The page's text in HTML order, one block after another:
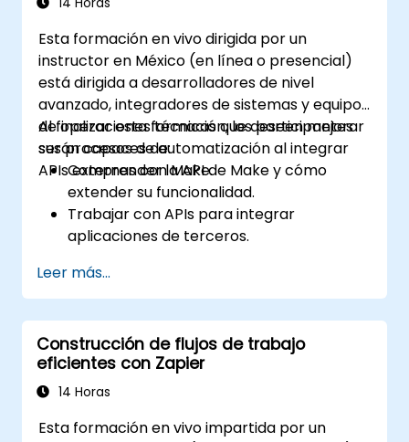
Esta formación en vivo dirigida por un
instructor en México (en línea o presencial)
está dirigida a desarrolladores de nivel
avanzado, integradores de sistemas y equipos
de operaciones técnicas que deseen mejorar
sus procesos de automatización al integrar
APIs externas con Make.
Al finalizar esta formación, los participantes
serán capaces de:
Comprender la API de Make y cómo
extender su funcionalidad.
Trabajar con APIs para integrar
aplicaciones de terceros.
aplicaciones sin soporte.
Utilizar técnicas avanzadas de
automatización con Make y APIs.
Leer más...
Construcción de flujos de trabajo
eficientes con Zapier
14 Horas
Esta formación en vivo impartida por un